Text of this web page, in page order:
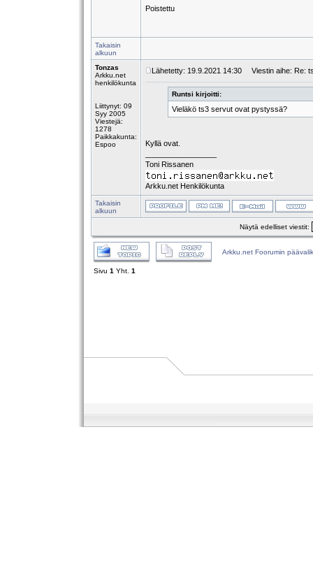
Poistettu
Takaisin
alkuun
Tonzas
Arkku.net
henkilökunta
Liittynyt: 09
Syy 2005
Viestejä:
1278
Paikkakunta:
Espoo
Lähetetty: 19.9.2021 14:30 Viestin aihe: Re:
Runtsi kirjoitti:
Vieläkö ts3 servut ovat pystyssä?
Kyllä ovat.
Toni Rissanen
Arkku.net Henkilökunta
Takaisin
alkuun
Näytä edelliset viestit:
Arkku.net Foorumin
Sivu 1 Yht. 1